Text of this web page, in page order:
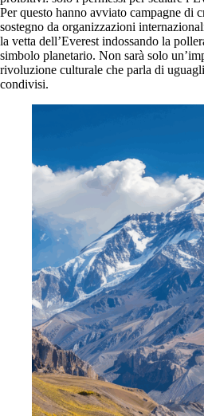
Per questo hanno avviato campagne di
sostegno da organizzazioni
la vetta dell’Everest indossando la
simbolo planetario. Non sarà solo
rivoluzione culturale che parla di
condivisi.